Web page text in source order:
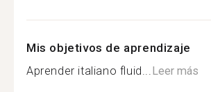
Mis objetivos de aprendizaje
Aprender italiano fluid... Leer más